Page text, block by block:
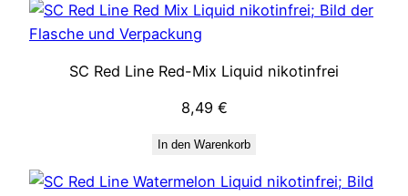
SC Red Line Red-Mix Liquid nikotinfrei
8,49 €
In den Warenkorb